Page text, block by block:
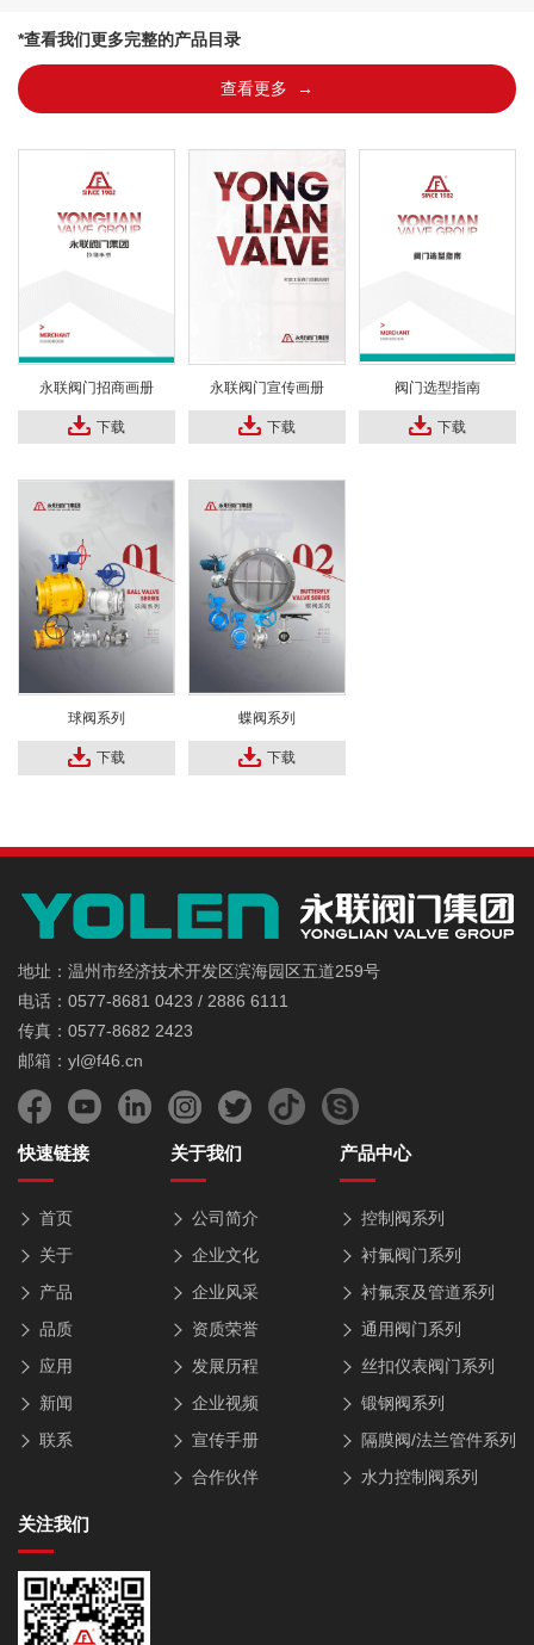
*查看我们更多完整的产品目录
查看更多 →
永联阀门招商画册
下载
永联阀门宣传画册
下载
阀门选型指南
下载
球阀系列
下载
蝶阀系列
下载
地址：温州市经济技术开发区滨海园区五道259号
电话：0577-8681 0423 / 2886 6111
传真：0577-8682 2423
邮箱：yl@f46.cn
快速链接
首页
关于
产品
品质
应用
新闻
联系
关于我们
公司简介
企业文化
企业风采
资质荣誉
发展历程
企业视频
宣传手册
合作伙伴
产品中心
控制阀系列
衬氟阀门系列
衬氟泵及管道系列
通用阀门系列
丝扣仪表阀门系列
锻钢阀系列
隔膜阀/法兰管件系列
水力控制阀系列
关注我们